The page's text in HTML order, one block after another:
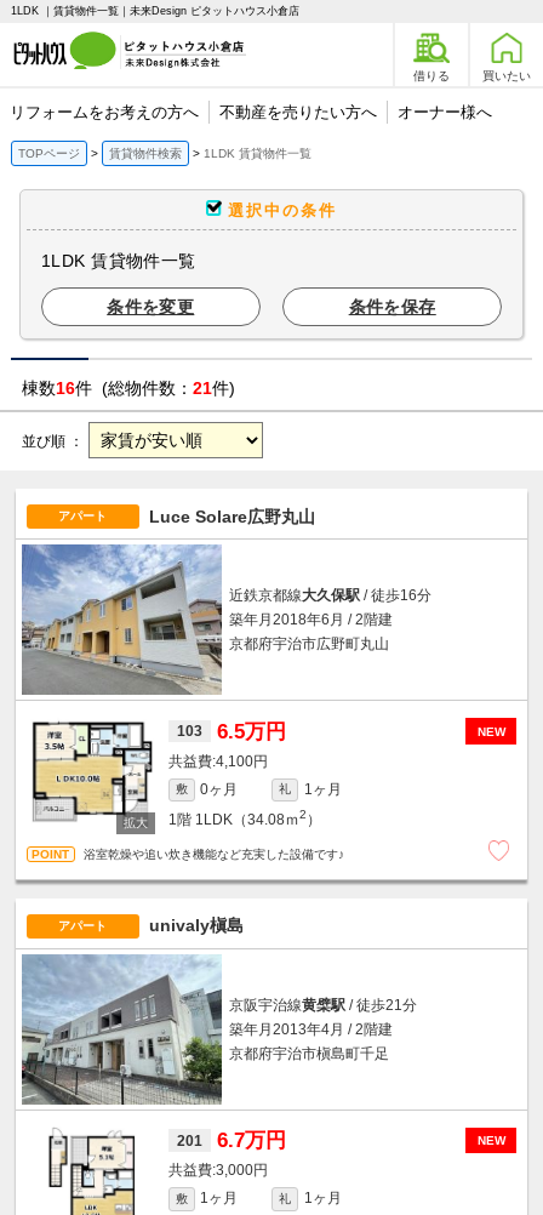
1LDK ｜賃貸物件一覧｜未来Design ピタットハウス小倉店
借りる 買いたい
リフォームをお考えの方へ 不動産を売りたい方へ オーナー様へ
TOPページ 賃貸物件検索 1LDK 賃貸物件一覧
選択中の条件
1LDK 賃貸物件一覧
条件を変更 条件を保存
棟数16件 (総物件数： 21件)
並び順 ：
アパート Luce Solare広野丸山
近鉄京都線大久保駅/ 徒歩16分
築年月2018年6月 / 2階建
京都府宇治市広野町丸山
NEW
103 6.5万円
4,100円
敷 0ヶ月 礼
1ヶ月
1階 1LDK（34.08ｍ2 ）
浴室乾燥や追い炊き機能など充実した設備です♪
アパート univaly槇島
京阪宇治線黄檗駅/ 徒歩21分
築年月2013年4月 / 2階建
京都府宇治市槇島町千足
NEW
201 6.7万円
3,000円
敷 1ヶ月 礼
1ヶ月